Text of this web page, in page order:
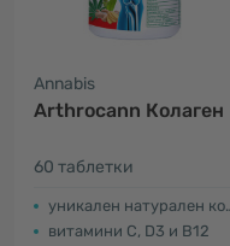
Annabis
Arthrocann Колаген
60 таблетки
уникален натурален комплекс
витамини C, D3 и B12